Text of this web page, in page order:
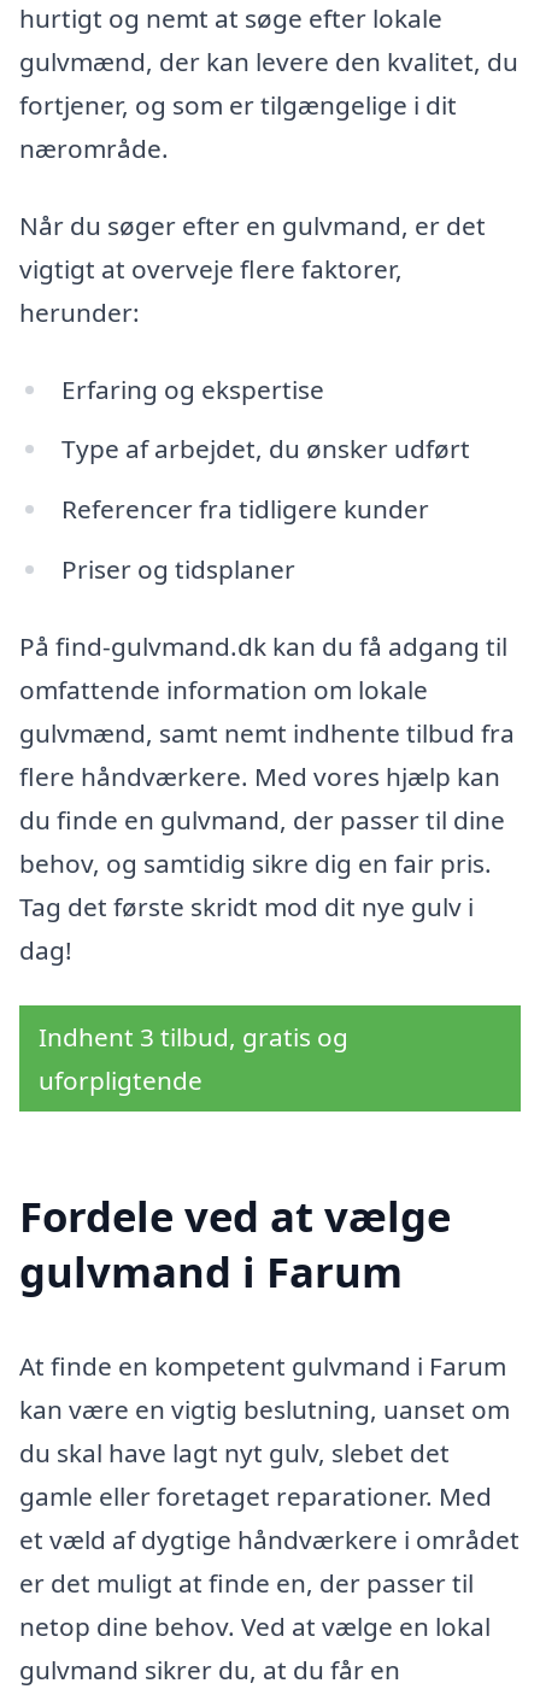
hurtigt og nemt at søge efter lokale
gulvmænd, der kan levere den kvalitet, du
fortjener, og som er tilgængelige i dit
nærområde.
Når du søger efter en gulvmand, er det
vigtigt at overveje flere faktorer,
herunder:
Erfaring og ekspertise
Type af arbejdet, du ønsker udført
Referencer fra tidligere kunder
Priser og tidsplaner
På find-gulvmand.dk kan du få adgang til
omfattende information om lokale
gulvmænd, samt nemt indhente tilbud fra
flere håndværkere. Med vores hjælp kan
du finde en gulvmand, der passer til dine
behov, og samtidig sikre dig en fair pris.
Tag det første skridt mod dit nye gulv i
dag!
Indhent 3 tilbud, gratis og
uforpligtende
Fordele ved at vælge
gulvmand i Farum
At finde en kompetent gulvmand i Farum
kan være en vigtig beslutning, uanset om
du skal have lagt nyt gulv, slebet det
gamle eller foretaget reparationer. Med
et væld af dygtige håndværkere i området
er det muligt at finde en, der passer til
netop dine behov. Ved at vælge en lokal
gulvmand sikrer du, at du får en